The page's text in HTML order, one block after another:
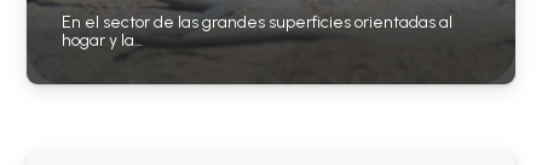
En el sector de las grandes superficies orientadas al
hogar y la…